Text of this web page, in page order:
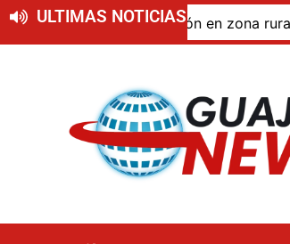
ULTIMAS NOTICIAS
de descomposición en zona rural de